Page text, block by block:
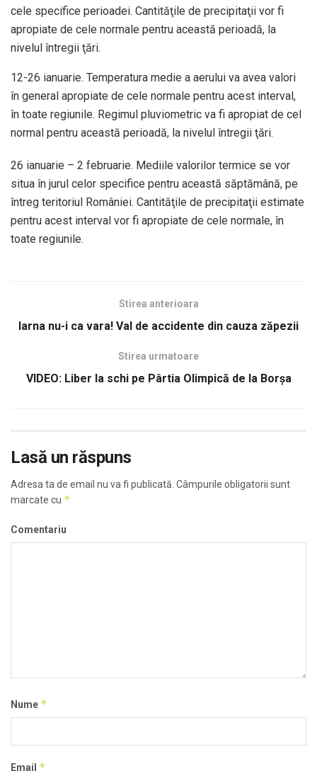
cele specifice perioadei. Cantităţile de precipitaţii vor fi
apropiate de cele normale pentru această perioadă, la
nivelul întregii ţări.
12-26 ianuarie. Temperatura medie a aerului va avea valori
în general apropiate de cele normale pentru acest interval,
în toate regiunile. Regimul pluviometric va fi apropiat de cel
normal pentru această perioadă, la nivelul întregii ţări.
26 ianuarie – 2 februarie. Mediile valorilor termice se vor
situa în jurul celor specifice pentru această săptămână, pe
întreg teritoriul României. Cantităţile de precipitaţii estimate
pentru acest interval vor fi apropiate de cele normale, în
toate regiunile.
Stirea anterioara
Iarna nu-i ca vara! Val de accidente din cauza zăpezii
Stirea urmatoare
VIDEO: Liber la schi pe Pârtia Olimpică de la Borșa
Lasă un răspuns
Adresa ta de email nu va fi publicată. Câmpurile obligatorii sunt
marcate cu *
Comentariu
Nume *
Email *